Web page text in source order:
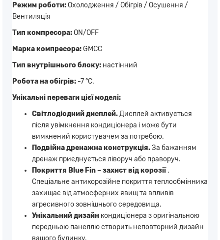
Режим роботи:Охолодження / Обігрів / Осушення /
Вентиляція
Тип компресора:ON/OFF
Марка компресора:GMCC
Тип внутрішнього блоку: настінний
Робота на обігрів: -7 °С.
Унікальні переваги цієї моделі:
Світлодіодний дисплей.Дисплей активується
після увімкнення кондиціонера і може бути
вимкнений користувачем за потребою.
Подвійна дренажна конструкція.За бажанням
дренаж приєднується ліворуч або праворуч.
Покриття Blue Fin – захист від корозії.
Спеціальне антикорозійне покриття теплообмінника
захищає від атмосферних явищ та впливів
агресивного зовнішнього середовища.
Унікальний дизайн кондиціонера з оригінальною
передньою панеллю створить неповторний дизайн
вашого будинку.